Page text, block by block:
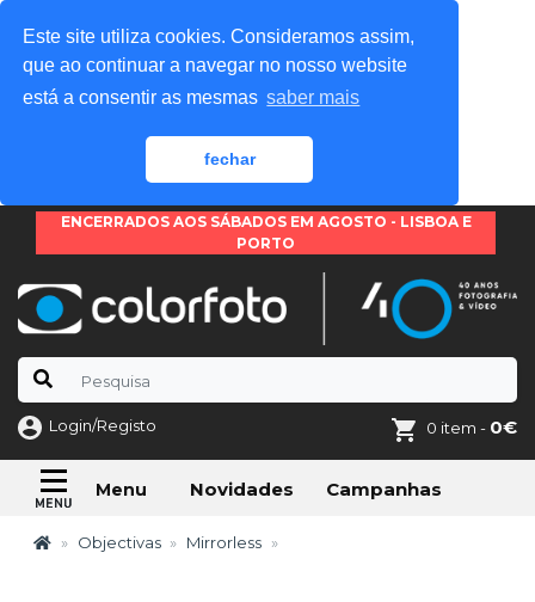
Este site utiliza cookies. Consideramos assim,
que ao continuar a navegar no nosso website
está a consentir as mesmas saber mais
fechar
ENCERRADOS AOS SÁBADOS EM AGOSTO - LISBOA E
PORTO
Login/Registo 0 item - 0€
Menu Novidades Campanhas
Objectivas Mirrorless